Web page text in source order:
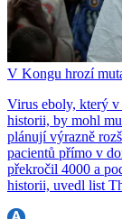
V Kongu hrozí
Virus eboly, který
historii, by mohl
plánují výrazně
pacientů přímo v
překročil 4000 a
historii, uvedl list